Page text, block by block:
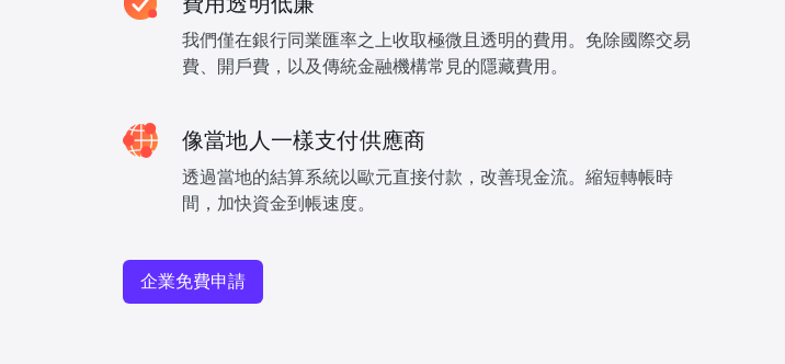
我們僅在銀行同業匯率之上收取極微且透明的費用。免除國際交易
費、開戶費，以及傳統金融機構常見的隱藏費用。
像當地人一樣支付供應商
透過當地的結算系統以歐元直接付款，改善現金流。縮短轉帳時
間，加快資金到帳速度。
企業免費申請